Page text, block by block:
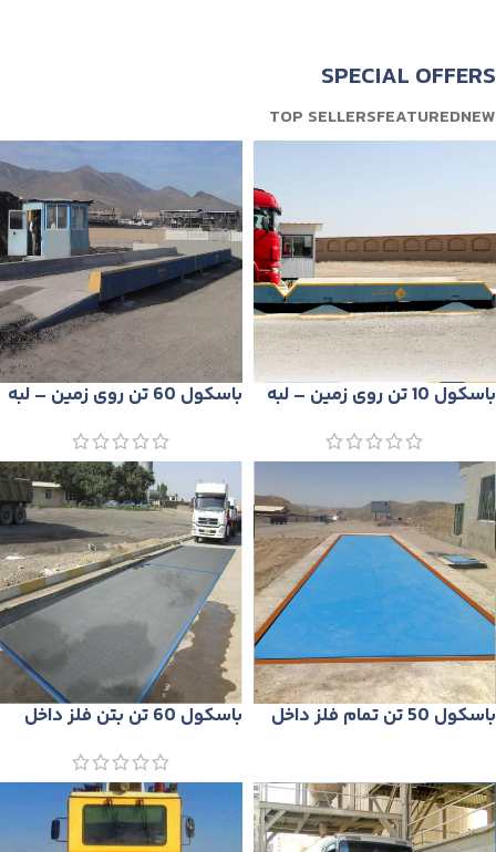
SPECIAL OFFERS
NEW
FEATURED
TOP SELLERS
باسكول 10 تن روی زمین – لبه
باسكول 60 تن روی زمین – لبه
باسكول 50 تن تمام فلز داخل
باسكول 60 تن بتن فلز داخل